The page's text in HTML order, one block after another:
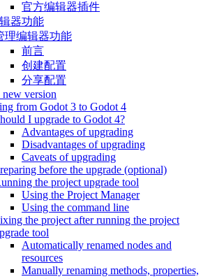
官方编辑器插件
器功能
理编辑器功能
前言
创建配置
分享配置
version
from Godot 3 to Godot 4
I upgrade to Godot 4?
Advantages of upgrading
Disadvantages of upgrading
Caveats of upgrading
before the upgrade (optional)
the project upgrade tool
Using the Project Manager
Using the command line
the project after running the project
tool
Automatically renamed nodes and
resources
Manually renaming methods, properties,